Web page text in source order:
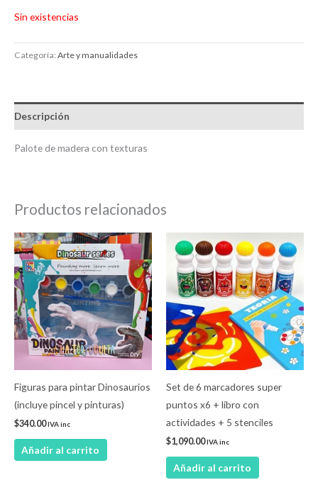
Sin existencias
Categoría:Arte y manualidades
Descripción
Palote de madera con texturas
Productos relacionados
Figuras para pintar Dinosaurios
(incluye pincel y pinturas)
$340.00IVA inc
Añadir al carrito
Set de 6 marcadores super
puntos x6 + libro con
actividades + 5 stenciles
$1,090.00IVA inc
Añadir al carrito